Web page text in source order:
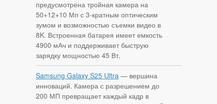
предусмотрена тройная камера на
50+12+10 Мп с 3-кратным оптическим
зумом и возможностью съемки видео в
8K. Встроенная батарея имеет емкость
4900 мАч и поддерживает быструю
зарядку мощностью 45 Вт.
Samsung Galaxy S25 Ultra — вершина
инноваций. Камера с разрешением до
200 МП превращает каждый кадр в